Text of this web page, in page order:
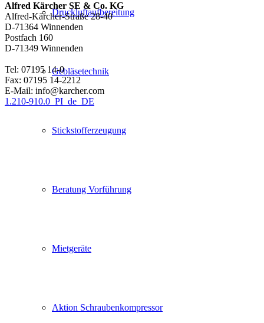
Druckluftaufbereitung
Gebläsetechnik
Stickstofferzeugung
Beratung Vorführung
Mietgeräte
Aktion Schraubenkompressor
Alfred Kärcher SE & Co. KG
Alfred-Kärcher-Straße 28-40
D-71364 Winnenden
Postfach 160
D-71349 Winnenden
Tel: 07195 14-0
Fax: 07195 14-2212
E-Mail: info@karcher.com
1.210-910.0_PI_de_DE